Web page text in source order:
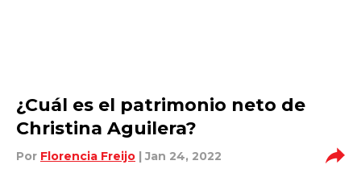
¿Cuál es el patrimonio neto de
Christina Aguilera?
Por Florencia Freijo | Jan 24, 2022